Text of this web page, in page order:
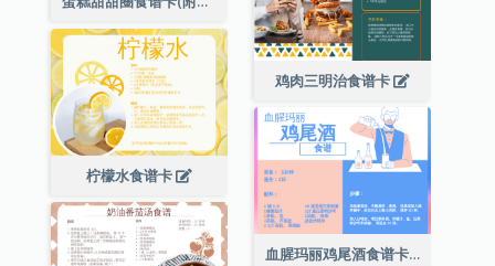
鸡肉三明治食谱卡
柠檬水食谱卡
血腥玛丽鸡尾酒食谱卡